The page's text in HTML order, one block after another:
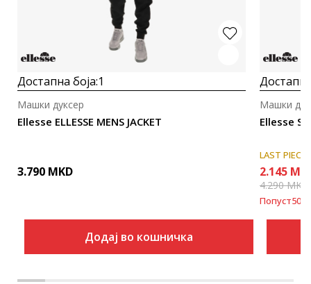
Достапна боја:1
Ellesse ELLESSE MENS JACKET
Машки дуксер
3.790 MKD
Додај во кошничка
Ellesse
Машки
LAST PIECE
2.145
4.290MKD
Попуст50